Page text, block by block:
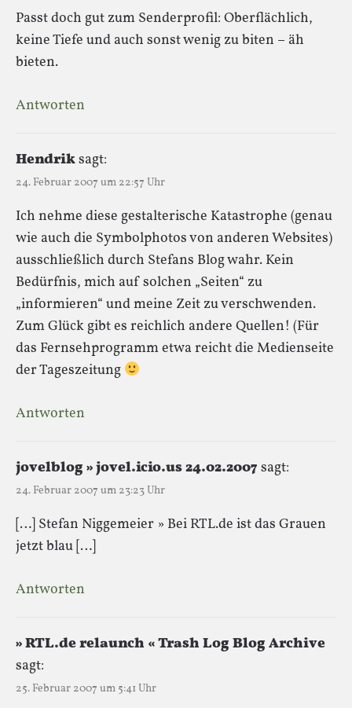
Passt doch gut zum Senderprofil: Oberflächlich,
keine Tiefe und auch sonst wenig zu biten – äh
bieten.
Antworten
Hendriksagt:
24. Februar 2007 um 22:57 Uhr
Ich nehme diese gestalterische Katastrophe (genau
wie auch die Symbolphotos von anderen Websites)
ausschließlich durch Stefans Blog wahr. Kein
Bedürfnis, mich auf solchen „Seiten“ zu
„informieren“ und meine Zeit zu verschwenden.
Zum Glück gibt es reichlich andere Quellen! (Für
das Fernsehprogramm etwa reicht die Medienseite
der Tageszeitung
Antworten
jovelblog » jovel.icio.us 24.02.2007 sagt:
24. Februar 2007 um 23:23 Uhr
[…] Stefan Niggemeier » Bei RTL.de ist das Grauen
jetzt blau […]
Antworten
» RTL.de relaunch « Trash Log Blog Archive
sagt:
25. Februar 2007 um 5:41 Uhr